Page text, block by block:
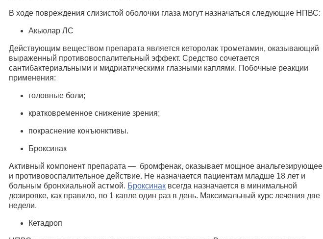
В ходе повреждения слизистой оболочки глаза могут назначаться следующие НПВС:
Акьюлар ЛС
Действующим веществом препарата является кеторолак трометамин, оказывающий
выраженный противовоспалительный эффект. Средство сочетается
сантибактериальными и мидриатическими глазными каплями. Побочные реакции
применения:
головные боли;
кратковременное снижение зрения;
покраснение конъюнктивы.
Броксинак
Активный компонент препарата — бромфенак, оказывает мощное анальгезирующее
и противовоспалительное действие. Не назначается пациентам младше 18 лет и
больным бронхиальной астмой. Броксинак всегда назначается в минимальной
дозировке, как правило, по 1 капле один раз в день. Максимальный курс лечения две
недели.
Кетадроп